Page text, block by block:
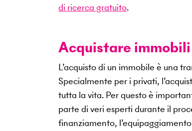
di ricerca gratuito.
Acquistare
L’acquisto di un immobile è una
Specialmente per i privati,
tutta la vita. Per questo è
parte di veri esperti durante il
finanziamento,